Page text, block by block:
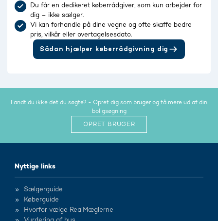
Du får en dedikeret køberrådgiver, som kun arbejder for
dig – ikke sælger.
Vi kan forhandle på dine vegne og ofte skaffe bedre
pris, vilkår eller overtagelsesdato.
Sådan hjælper køberrådgivning dig
Fandt du ikke det du søgte? - Opret dig som bruger og få mere ud af din
boligsøgning
OPRET BRUGER
Nyttige links
Sælgerguide
Køberguide
Hvorfor vælge RealMæglerne